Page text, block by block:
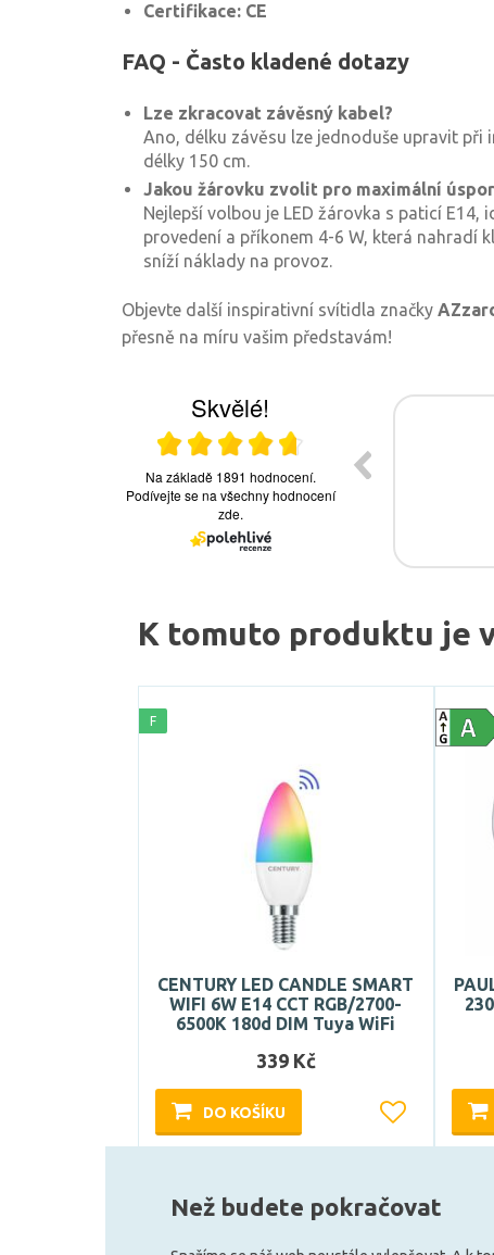
Certifikace: CE
FAQ - Často kladené dotazy
Lze zkracovat závěsný kabel?
Ano, délku závěsu lze jednoduše upravit při
délky 150 cm.
Jakou žárovku zvolit pro maximální
Nejlepší volbou je LED žárovka s paticí E14,
provedení a příkonem 4-6 W, která nahradí
sníží náklady na provoz.
Objevte další inspirativní svítidla značky
přesně na míru vašim představám!
K tomuto produktu je
F
CENTURY LED CANDLE SMART
WIFI 6W E14 CCT RGB/2700-
6500K 180d DIM Tuya WiFi
339 Kč
DO KOŠÍKU
Než budete pokračovat